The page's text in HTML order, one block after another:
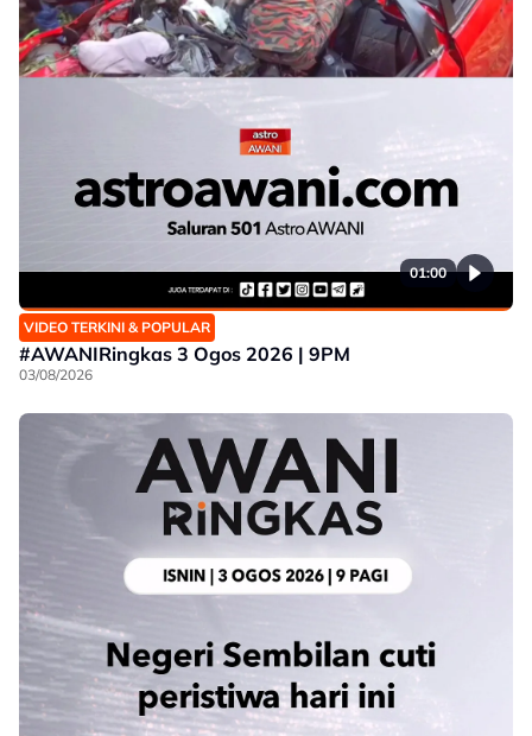
01:00
VIDEO TERKINI & POPULAR
#AWANIRingkas 3 Ogos 2026 | 9PM
03/08/2026